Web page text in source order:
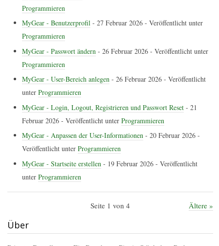
Programmieren
MyGear - Benutzerprofil - 27 Februar 2026 - Veröffentlicht unter
Programmieren
MyGear - Passwort ändern - 26 Februar 2026 - Veröffentlicht unter
Programmieren
MyGear - User-Bereich anlegen - 26 Februar 2026 - Veröffentlicht
unter Programmieren
MyGear - Login, Logout, Registrieren und Passwort Reset - 21
Februar 2026 - Veröffentlicht unter Programmieren
MyGear - Anpassen der User-Informationen - 20 Februar 2026 -
Veröffentlicht unter Programmieren
MyGear - Startseite erstellen - 19 Februar 2026 - Veröffentlicht
unter Programmieren
Seite 1 von 4 Ältere »
Über